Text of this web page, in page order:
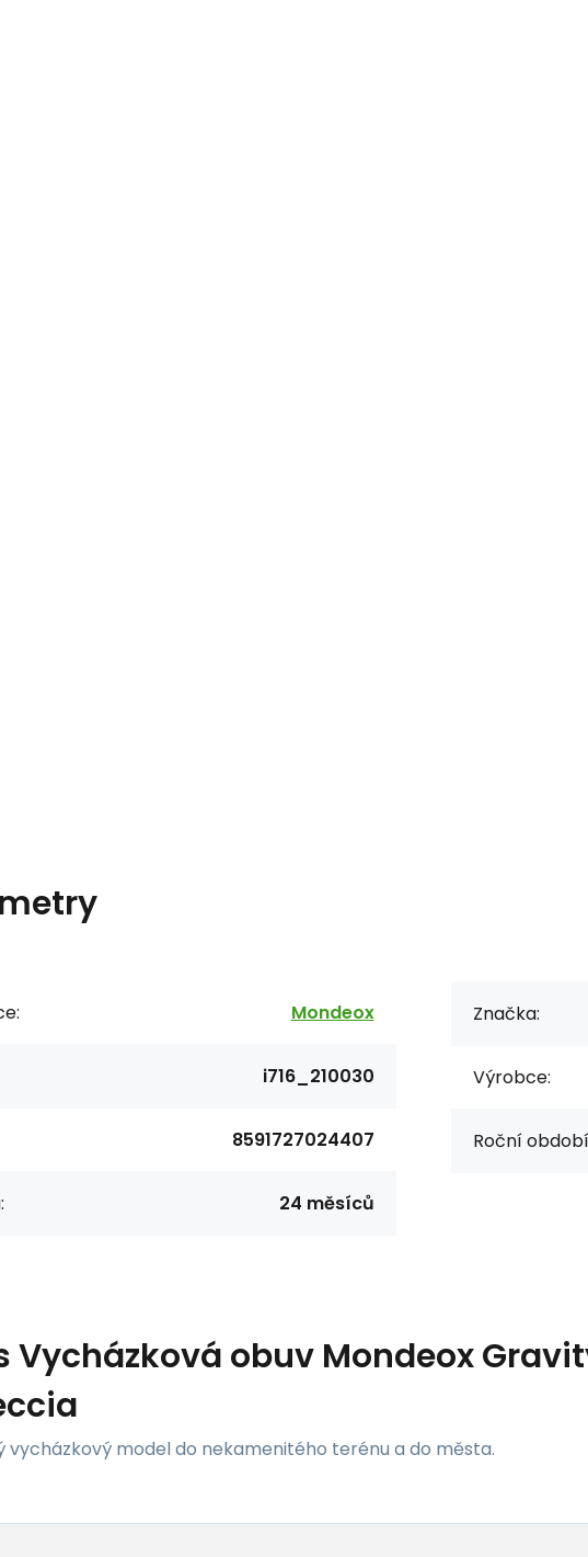
Mondeox
i716_210030
8591727024407
24 měsíců
Značka:
Výrobce:
Roční
Vycházková obuv Mondeox
vycházkový model do nekamenitého terénu a do města.